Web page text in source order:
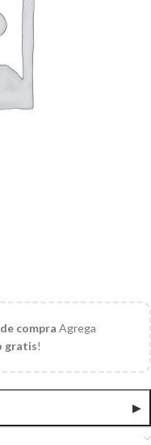
compra Agrega
gratis!
▶